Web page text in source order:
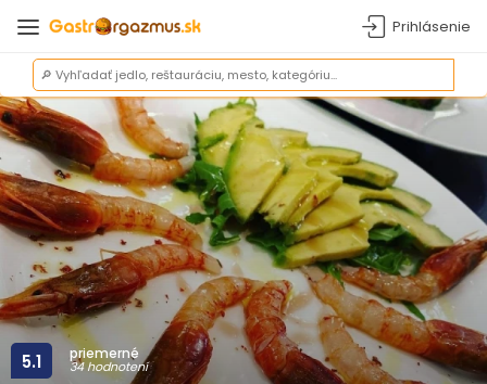
Prihlásenie
priemerné
34 hodnotení
5.1